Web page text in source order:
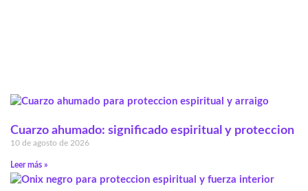
Cuarzo ahumado: significado espiritual y proteccion
10 de agosto de 2026
Leer más »